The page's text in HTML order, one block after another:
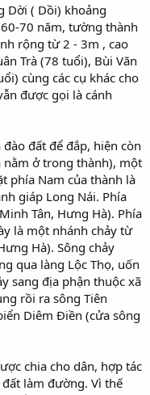
Dời ( Dồi) khoảng
70 năm, tường thành
rộng từ 2 - 3m , cao
Trà (78 tuổi), Bùi Văn
cùng các cụ khác cho
được gọi là cánh
đất để đắp, hiện còn
nằm ở trong thành), một
phía Nam của thành là
giáp Long Nái. Phía
Tân, Hưng Hà). Phía
là một nhánh chảy từ
Hà). Sông chảy
qua làng Lộc Thọ, uốn
sang địa phận thuộc xã
rồi ra sông Tiên
Diêm Điền (cửa sông
chia cho dân, hợp tác
làm đường. Vì thế